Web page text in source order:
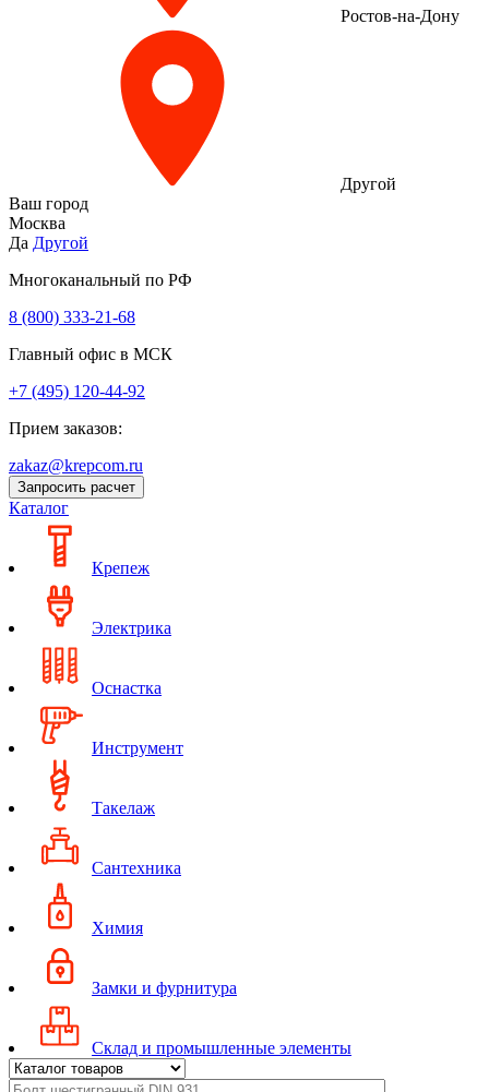
Ростов-на-Дону
Другой
Ваш город
Москва
Да Другой
Многоканальный по РФ
8 (800) 333‑21-68
Главный офис в МСК
+7 (495) 120-44-92
Прием заказов:
zakaz@krepcom.ru
Запросить расчет
Каталог
Крепеж
Электрика
Оснастка
Инструмент
Такелаж
Сантехника
Химия
Замки и фурнитура
Склад и промышленные элементы